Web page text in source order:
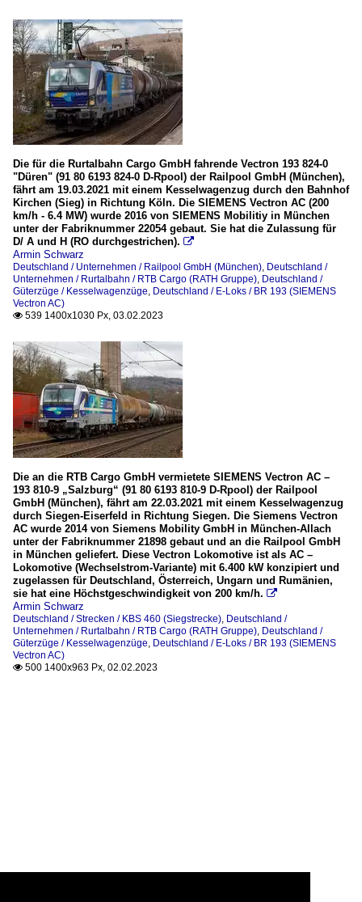
Die für die Rurtalbahn Cargo GmbH fahrende Vectron 193 824-0
"Düren" (91 80 6193 824-0 D-Rpool) der Railpool GmbH (München),
fährt am 19.03.2021 mit einem Kesselwagenzug durch den Bahnhof
Kirchen (Sieg) in Richtung Köln. Die SIEMENS Vectron AC (200
km/h - 6.4 MW) wurde 2016 von SIEMENS Mobilitiy in München
unter der Fabriknummer 22054 gebaut. Sie hat die Zulassung für
D/ A und H (RO durchgestrichen). 
Armin Schwarz
Deutschland / Unternehmen / Railpool GmbH (München), Deutschland /
Unternehmen / Rurtalbahn / RTB Cargo (RATH Gruppe), Deutschland /
Güterzüge / Kesselwagenzüge, Deutschland / E-Loks / BR 193 (SIEMENS
Vectron AC)
 539 1400x1030 Px, 03.02.2023
Die an die RTB Cargo GmbH vermietete SIEMENS Vectron AC –
193 810-9 „Salzburg“ (91 80 6193 810-9 D-Rpool) der Railpool
GmbH (München), fährt am 22.03.2021 mit einem Kesselwagenzug
durch Siegen-Eiserfeld in Richtung Siegen. Die Siemens Vectron
AC wurde 2014 von Siemens Mobility GmbH in München-Allach
unter der Fabriknummer 21898 gebaut und an die Railpool GmbH
in München geliefert. Diese Vectron Lokomotive ist als AC –
Lokomotive (Wechselstrom-Variante) mit 6.400 kW konzipiert und
zugelassen für Deutschland, Österreich, Ungarn und Rumänien,
sie hat eine Höchstgeschwindigkeit von 200 km/h. 
Armin Schwarz
Deutschland / Strecken / KBS 460 (Siegstrecke), Deutschland /
Unternehmen / Rurtalbahn / RTB Cargo (RATH Gruppe), Deutschland /
Güterzüge / Kesselwagenzüge, Deutschland / E-Loks / BR 193 (SIEMENS
Vectron AC)
 500 1400x963 Px, 02.02.2023